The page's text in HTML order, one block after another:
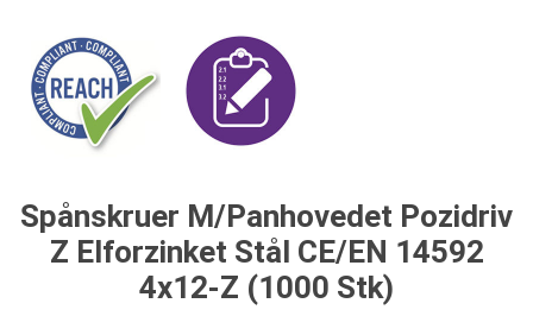
Spånskruer M/Panhovedet Pozidriv
Z Elforzinket Stål CE/EN 14592
4x12-Z (1000 Stk)